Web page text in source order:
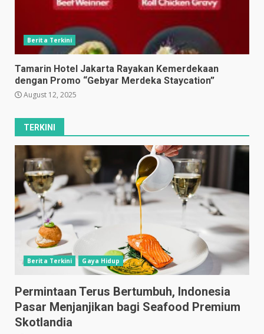
Berita Terkini
Tamarin Hotel Jakarta Rayakan Kemerdekaan
dengan Promo “Gebyar Merdeka Staycation”
August 12, 2025
TERKINI
Berita Terkini Gaya Hidup
Permintaan Terus Bertumbuh, Indonesia
Pasar Menjanjikan bagi Seafood Premium
Skotlandia